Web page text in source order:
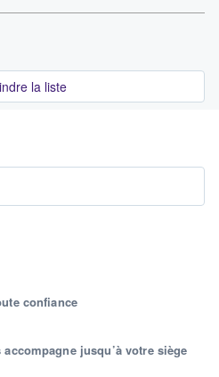
la liste
confiance
jusqu’à votre siège